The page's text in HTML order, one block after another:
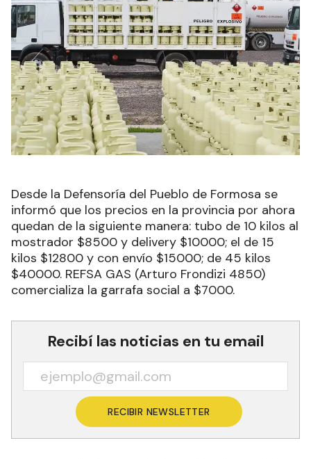
Desde la Defensoría del Pueblo de Formosa se
informó que los precios en la provincia por ahora
quedan de la siguiente manera: tubo de 10 kilos al
mostrador $8500 y delivery $10000; el de 15
kilos $12800 y con envío $15000; de 45 kilos
$40000. REFSA GAS (Arturo Frondizi 4850)
comercializa la garrafa social a $7000.
Recibí las noticias en tu email
RECIBIR NEWSLETTER